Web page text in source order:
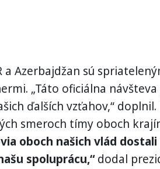
a Azerbajdžan sú
„Táto oficiálna
ďalších vzťahov,“
smeroch tímy oboch
oboch našich vlád
spoluprácu,“dodal